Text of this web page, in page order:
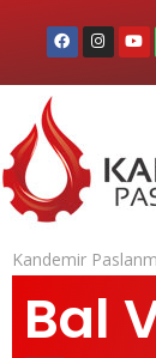
Kandemir
Bal